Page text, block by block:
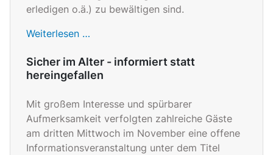
erledigen o.ä.) zu bewältigen sind.
Weiterlesen …
Sicher im Alter - informiert statt
hereingefallen
Mit großem Interesse und spürbarer
Aufmerksamkeit verfolgten zahlreiche Gäste
am dritten Mittwoch im November eine offene
Informationsveranstaltung unter dem Titel